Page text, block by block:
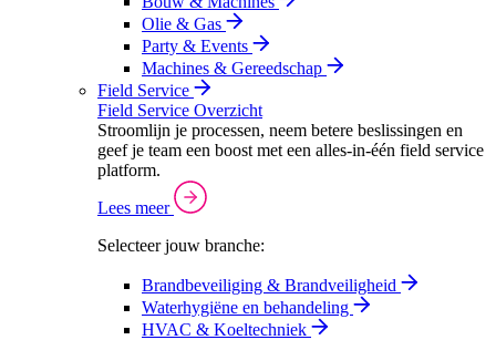
Olie & Gas
Party & Events
Machines & Gereedschap
Field Service
Field Service Overzicht
Stroomlijn je processen, neem betere beslissingen en
geef je team een boost met een alles-in-één field service
platform.
Lees meer
Selecteer jouw branche:
Brandbeveiliging & Brandveiligheid
Waterhygiëne en behandeling
HVAC & Koeltechniek